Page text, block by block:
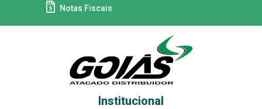
Notas Fiscais
Institucional